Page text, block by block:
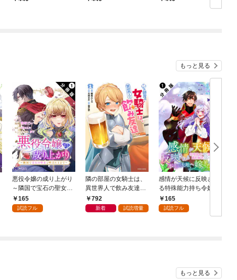
もっと見る
悪役令嬢の成り上がり
～隣国で宝石の聖女と
呼ばれるまで～（コミ
ック） 分冊版 1
165
試読フル
隣の部屋の女騎士は、
異世界人で飲み友達
（コミック） 1
792
新着 試読増量
感情が天候に反映され
る特殊能力持ち令嬢は
婚約解消されたので不
毛の大地へ嫁ぎたい
（コミック） 分冊版 1
165
試読フル
もっと見る